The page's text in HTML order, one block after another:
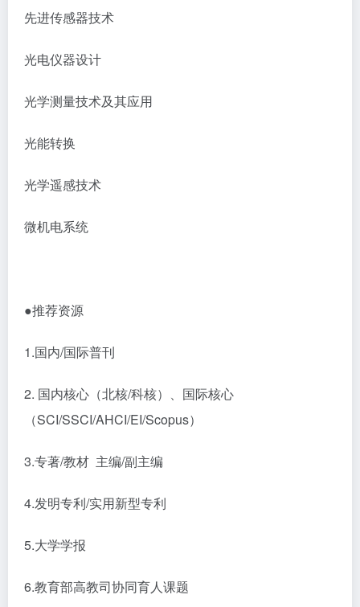
先进传感器技术
光电仪器设计
光学测量技术及其应用
光能转换
光学遥感技术
微机电系统
●推荐资源
1.国内/国际普刊
2. 国内核心（北核/科核）、国际核心
（SCI/SSCI/AHCI/EI/Scopus）
3.专著/教材 主编/副主编
4.发明专利/实用新型专利
5.大学学报
6.教育部高教司协同育人课题